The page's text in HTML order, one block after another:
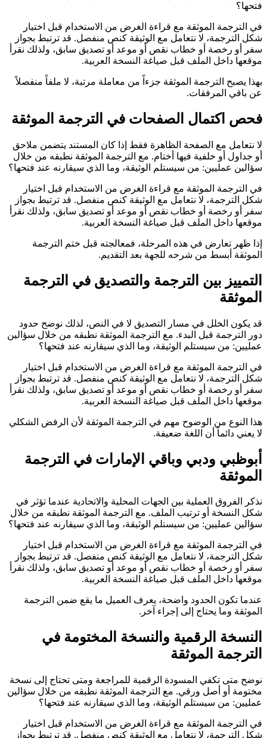
فتحها؟
في الترجمة الموثقة مع قراءة الغرض من الاستخدام قبل اختيار
شكل الترجمة، لا نتعامل مع الوثيقة كنص منفصل. قد ترتبط بجواز
سفر أو رخصة أو خطاب نقص أو موعد أو تصديق سابق، ولذلك نقرأ
موقعها داخل الملف قبل صياغة النسخة العربية.
بهذا يصبح الترجمة الموثقة جزءاً من معاملة مرتبة، لا ملفاً منفصلاً
عن باقي المرفقات.
فحص اكتمال الصفحات في الترجمة الموثقة
لا نتعامل مع الصفحة الظاهرة فقط إذا كان المستند يتضمن ملاحق
أو جداول أو خلفية فيها أختام. مع الترجمة الموثقة نطبقه من خلال
سؤالين عمليين: من سيستلم الوثيقة، وما الذي سيقارنه عند فتحها؟
في الترجمة الموثقة مع قراءة الغرض من الاستخدام قبل اختيار
شكل الترجمة، لا نتعامل مع الوثيقة كنص منفصل. قد ترتبط بجواز
سفر أو رخصة أو خطاب نقص أو موعد أو تصديق سابق، ولذلك نقرأ
موقعها داخل الملف قبل صياغة النسخة العربية.
إذا ظهر تعارض في هذه المرحلة، فمعالجته قبل ختم الترجمة
الموثقة أبسط من شرحه للجهة بعد التقديم.
التمييز بين الترجمة والتصديق في الترجمة
الموثقة
قد يكون الخلل في مسار التصديق لا في النص، لذلك نوضح حدود
دور الترجمة قبل البدء. مع الترجمة الموثقة نطبقه من خلال سؤالين
عمليين: من سيستلم الوثيقة، وما الذي سيقارنه عند فتحها؟
في الترجمة الموثقة مع قراءة الغرض من الاستخدام قبل اختيار
شكل الترجمة، لا نتعامل مع الوثيقة كنص منفصل. قد ترتبط بجواز
سفر أو رخصة أو خطاب نقص أو موعد أو تصديق سابق، ولذلك نقرأ
موقعها داخل الملف قبل صياغة النسخة العربية.
هذا النوع من الوضوح مهم في الترجمة الموثقة لأن الرفض الشكلي
لا يعني دائماً أن اللغة ضعيفة.
أبوظبي ودبي وباقي الإمارات في الترجمة
الموثقة
نذكر الفروق العملية بين الجهات المحلية والاتحادية عندما تؤثر في
شكل النسخة أو ترتيب الملف. مع الترجمة الموثقة نطبقه من خلال
سؤالين عمليين: من سيستلم الوثيقة، وما الذي سيقارنه عند فتحها؟
في الترجمة الموثقة مع قراءة الغرض من الاستخدام قبل اختيار
شكل الترجمة، لا نتعامل مع الوثيقة كنص منفصل. قد ترتبط بجواز
سفر أو رخصة أو خطاب نقص أو موعد أو تصديق سابق، ولذلك نقرأ
موقعها داخل الملف قبل صياغة النسخة العربية.
عندما تكون الحدود واضحة، يعرف العميل ما يقع ضمن الترجمة
الموثقة وما يحتاج إلى إجراء آخر.
النسخة الرقمية والنسخة المختومة في
الترجمة الموثقة
نوضح متى تكفي المسودة الرقمية للمراجعة ومتى تحتاج إلى نسخة
مختومة أو أصل ورقي. مع الترجمة الموثقة نطبقه من خلال سؤالين
عمليين: من سيستلم الوثيقة، وما الذي سيقارنه عند فتحها؟
في الترجمة الموثقة مع قراءة الغرض من الاستخدام قبل اختيار
شكل الترجمة، لا نتعامل مع الوثيقة كنص منفصل. قد ترتبط بجواز